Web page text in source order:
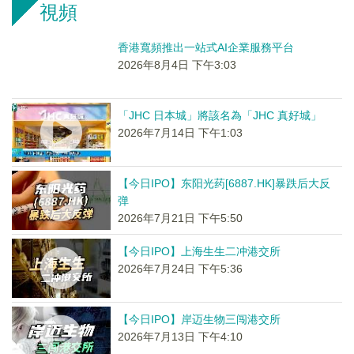
視頻
香港寬頻推出一站式AI企業服務平台
2026年8月4日 下午3:03
「JHC 日本城」將該名為「JHC 真好城」
2026年7月14日 下午1:03
【今日IPO】东阳光药[6887.HK]暴跌后大反
弹
2026年7月21日 下午5:50
【今日IPO】上海生生二冲港交所
2026年7月24日 下午5:36
【今日IPO】岸迈生物三闯港交所
2026年7月13日 下午4:10